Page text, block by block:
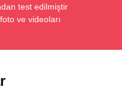
test edilmiştir
ve videoları